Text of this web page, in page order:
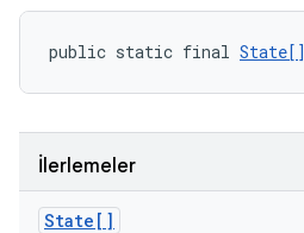
public static final State[]
İlerlemeler
State[]